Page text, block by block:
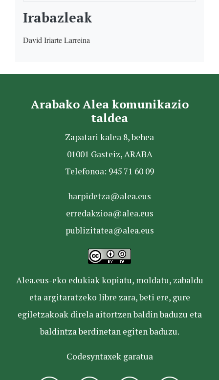
Irabazleak
David Iriarte Larreina
Arabako Alea komunikazio
taldea
Zapatari kalea 8, behea
01001 Gasteiz, ARABA
Telefonoa: 945 71 60 09
harpidetza@alea.eus
erredakzioa@alea.eus
publizitatea@alea.eus
Alea.eus-eko edukiak kopiatu, moldatu, zabaldu
eta argitaratzeko libre zara, beti ere, gure
egiletzakoak direla aitortzen baldin baduzu eta
baldintza berdinetan egiten baduzu.
Codesyntaxek garatua